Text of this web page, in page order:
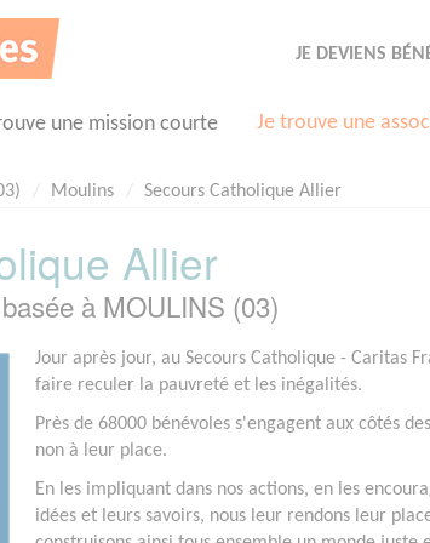
JE DEVIENS
une mission courte Je trouve une
Moulins Secours Catholique Allier
Allier
à MOULINS (03)
Jour après jour, au Secours Catholique - Caritas
faire reculer la pauvreté et les inégalités.
Près de 68000 bénévoles s'engagent aux côtés
non à leur place.
En les impliquant dans nos actions, en les
idées et leurs savoirs, nous leur rendons leur